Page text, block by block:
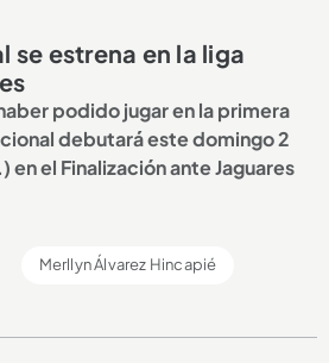
se estrena en la liga
podido jugar en la primera
debutará este domingo 2
el Finalización ante Jaguares
Merllyn Álvarez Hincapié